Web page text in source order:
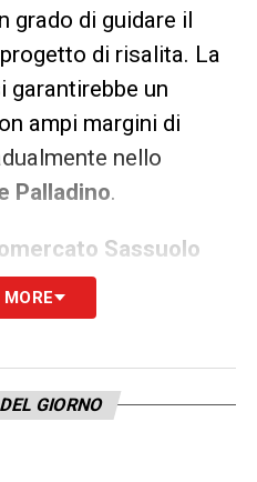
grado di guidare il
di risalita. La
garantirebbe un
ampi margini di
nello
Palladino.
Sassuolo
su altri fronti, con la
una rosa
è affiancare
elementi più
GIORNO